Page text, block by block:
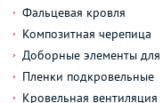
Фальцевая кровля
Композитная черепица
Доборные элементы для
Пленки подкровельные
Кровельная вентиляция